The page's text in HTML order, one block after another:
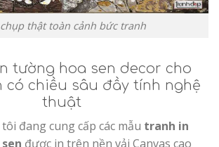
thật toàn cảnh bức tranh
tường hoa sen decor cho
có chiều sâu đầy tính nghệ
thuật
đang cung cấp các mẫu tranh in
được in trên nền vải Canvas cao